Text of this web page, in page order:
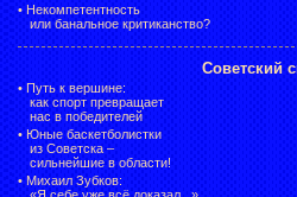
• Некомпетентность
или банальное критиканство?
Советский
• Путь к вершине:
как спорт превращает
нас в победителей
• Юные баскетболистки
из Советска –
сильнейшие в области!
• Михаил Зубков: